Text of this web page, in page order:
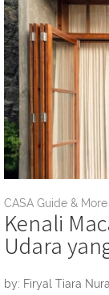
CASA Guide & More
Kenali
Udara
by: Firyal Tiara